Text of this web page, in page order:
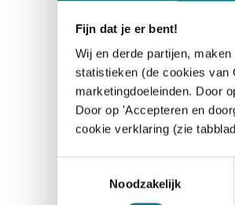
Fijn dat je er bent!
Wij en derde partijen,
statistieken (de cookies van
marketingdoeleinden. Door
Door op 'Accepteren en
cookie verklaring (zie
Noodzakelijk
Communicatie is
In de tussentijd heeft
vindt Edi. ‘Dat merk
opgeleide
van verdere
omdat je moet
of je gesprekspartner